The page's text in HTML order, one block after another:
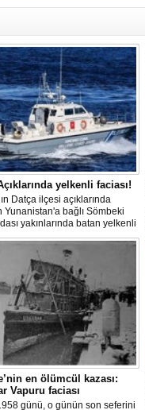
yelkenli faciası!
Datça ilçesi açıklarında
Yunanistan'a bağlı Sömbeki
yakınlarında batan yelkenli
9 kişiden 8'i sağ olarak
kaybolan 1 kişi için deniz
geniş çaplı arama kurtarma
başlatıldı.
en ölümcül kazası:
Vapuru faciası
günü, o günün son seferini